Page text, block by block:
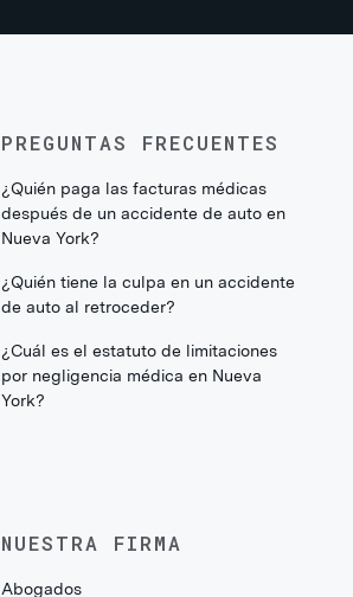
PREGUNTAS FRECUENTES
¿Quién paga las facturas médicas
después de un accidente de auto en
Nueva York?
¿Quién tiene la culpa en un accidente
de auto al retroceder?
¿Cuál es el estatuto de limitaciones
por negligencia médica en Nueva
York?
NUESTRA FIRMA
Abogados